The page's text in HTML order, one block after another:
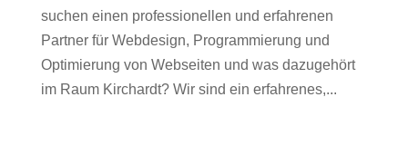
suchen einen professionellen und erfahrenen
Partner für Webdesign, Programmierung und
Optimierung von Webseiten und was dazugehört
im Raum Kirchardt? Wir sind ein erfahrenes,...